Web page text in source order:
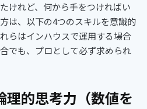
けれど、何から手をつければい
は、以下の4つのスキルを意識的
らはインハウスで運用する場合
でも、プロとして必ず求められ
理的思考力（数値を